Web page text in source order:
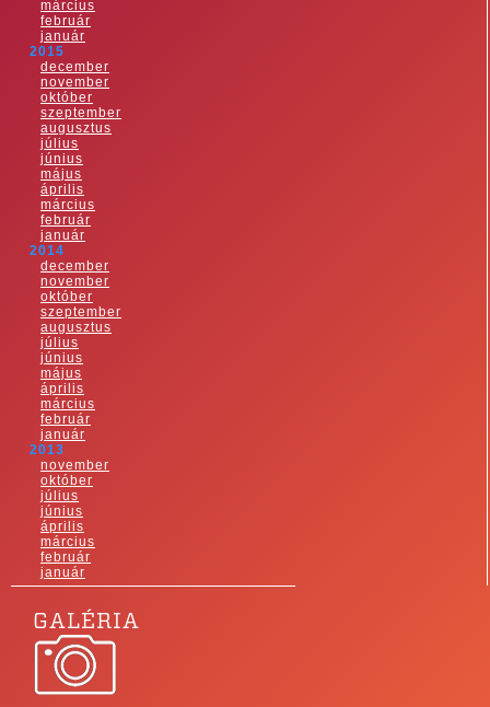
március
február
január
2015
december
november
október
szeptember
augusztus
július
június
május
április
március
február
január
2014
december
november
október
szeptember
augusztus
július
június
május
április
március
február
január
2013
november
október
július
június
április
március
február
január
GALÉRIA